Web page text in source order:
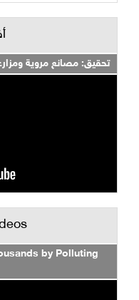
تحقيق: مصانع مروية
by Polluting